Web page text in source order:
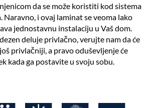
da se može koristiti kod sistema
Naravno, i ovaj laminat se veoma lako
jednostavnu instalaciju u Vaš dom.
deluje privlačno, verujte nam da će
privlačniji, a pravo oduševljenje će
kada ga postavite u svoju sobu.